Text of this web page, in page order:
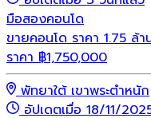
มือสองคอนโด
ขายคอนโด ราคา 1.75 ล้า
ราคา ฿1,750,000
พัทยาใต้ เขาพระตำหนัก
อัปเดตเมื่อ 18/11/